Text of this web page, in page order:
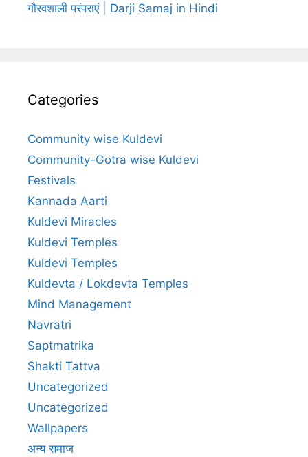
गौरवशाली परंपराएं | Darji Samaj in Hindi
Categories
Community wise Kuldevi
Community-Gotra wise Kuldevi
Festivals
Kannada Aarti
Kuldevi Miracles
Kuldevi Temples
Kuldevi Temples
Kuldevta / Lokdevta Temples
Mind Management
Navratri
Saptmatrika
Shakti Tattva
Uncategorized
Uncategorized
Wallpapers
अन्य समाज